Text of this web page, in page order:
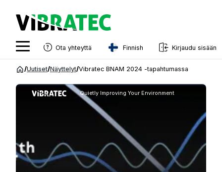
Siirry
Ota yhteyttä Finnish
English
Swedish
Estonian
Finnish
Kirjaudu sisään
/Uutiset/Näyttelyt/Vibratec BNAM 2024 -tapahtumassa
Quietly Improving Your Environment